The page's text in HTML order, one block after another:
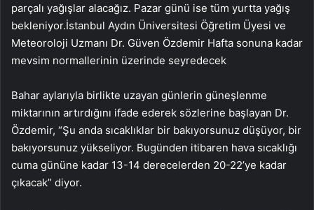
parçalı yağışlar alacağız. Pazar günü ise tüm yurtta yağış
bekleniyor.İstanbul Aydın Üniversitesi Öğretim Üyesi ve
Meteoroloji Uzmanı Dr. Güven Özdemir Hafta sonuna kadar
mevsim normallerinin üzerinde seyredecek
Bahar aylarıyla birlikte uzayan günlerin güneşlenme
miktarının artırdığını ifade ederek sözlerine başlayan Dr.
Özdemir, “Şu anda sıcaklıklar bir bakıyorsunuz düşüyor, bir
bakıyorsunuz yükseliyor. Bugünden itibaren hava sıcaklığı
cuma gününe kadar 13-14 derecelerden 20-22’ye kadar
çıkacak” diyor.